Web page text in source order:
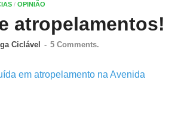
/ OPINIÃO
atropelamentos!
Ciclável - 5 Comments.